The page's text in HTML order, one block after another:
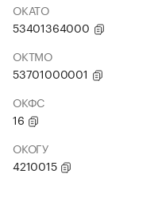
ОКАТО
53401364000
ОКТМО
53701000001
ОКФС
16
ОКОГУ
4210015